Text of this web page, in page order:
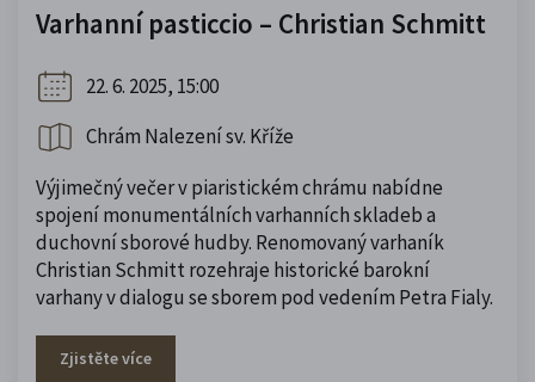
Varhanní pasticcio – Christian Schmitt
22. 6. 2025, 15:00
Chrám Nalezení sv. Kříže
Výjimečný večer v piaristickém chrámu nabídne
spojení monumentálních varhanních skladeb a
duchovní sborové hudby. Renomovaný varhaník
Christian Schmitt rozehraje historické barokní
varhany v dialogu se sborem pod vedením Petra Fialy.
Zjistěte více